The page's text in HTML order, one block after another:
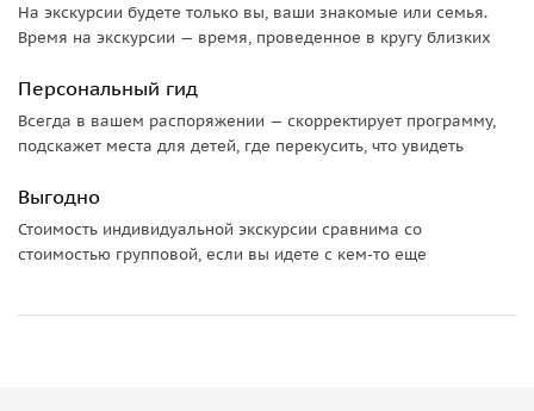
На экскурсии будете только вы, ваши знакомые или семья.
Время на экскурсии — время, проведенное в кругу близких
Персональный гид
Всегда в вашем распоряжении — скорректирует программу,
подскажет места для детей, где перекусить, что увидеть
Выгодно
Стоимость индивидуальной экскурсии сравнима со
стоимостью групповой, если вы идете с кем-то еще